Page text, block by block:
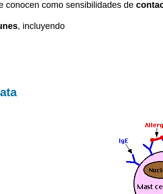
conocen como sensibilidades de
, incluyendo